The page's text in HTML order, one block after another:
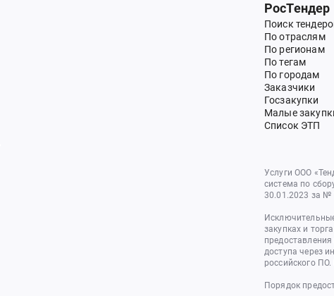
РосТендер
Поиск
По отраслям
По регионам
По тегам
По городам
Заказчики
Госзакупки
Малые
Список ЭТП
Услуги ООО
система по
30.01.2023 за №
закупках и
доступа через
российского
Порядок